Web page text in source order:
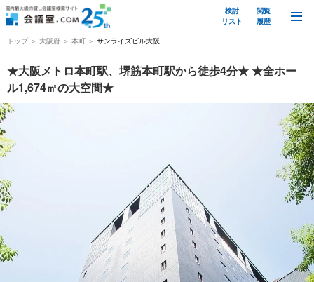
検討
リスト
閲覧
履歴
トップ 大阪府 本町 サンライズビル大阪
★大阪メトロ本町駅、堺筋本町駅から徒歩4分★ ★全ホー
ル1,674㎡の大空間★